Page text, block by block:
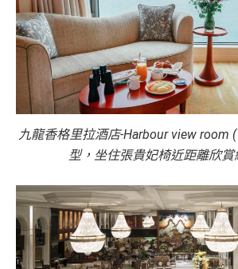
九龍香格里拉酒店-Harbour view room
型，坐住張貴妃椅近距離欣賞